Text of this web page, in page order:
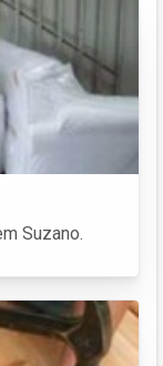
Suzano.